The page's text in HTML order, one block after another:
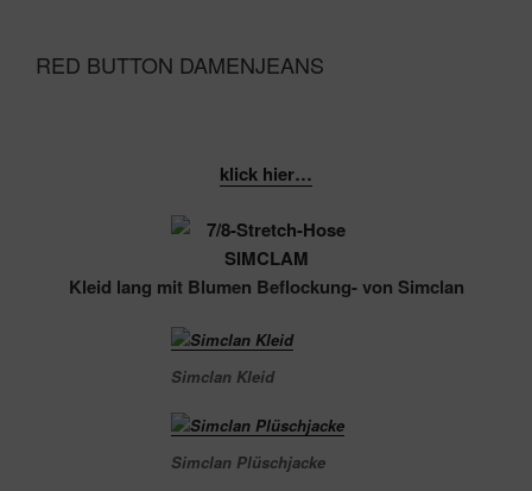
RED BUTTON DAMENJEANS
klick hier…
Kleid lang mit Blumen Beflockung- von Simclan
Simclan Kleid
Simclan Plüschjacke